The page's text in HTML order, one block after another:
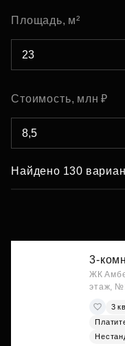
Площадь, м²
Стоимость, млн ₽
Найдено 130
3-
ЖК
этаж,
3